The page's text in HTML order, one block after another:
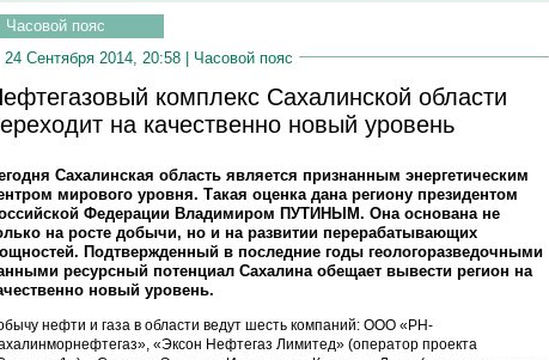
Часовой пояс
24 Сентября 2014, 20:58 | Часовой пояс
комплекс Сахалинской области
на качественно новый уровень
Сахалинская область является признанным энергетическим
мирового уровня. Такая оценка дана региону президентом
Федерации Владимиром ПУТИНЫМ. Она основана не
на росте добычи, но и на развитии перерабатывающих
Подтвержденный в последние годы геологоразведочными
ресурсный потенциал Сахалина обещает вывести регион на
новый уровень.
нефти и газа в области ведут шесть компаний: ООО «РН-
«Эксон Нефтегаз Лимитед» (оператор проекта